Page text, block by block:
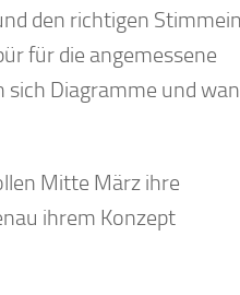
den richtigen
für die angemessene
Diagramme und
Mitte März ihre
ihrem Konzept